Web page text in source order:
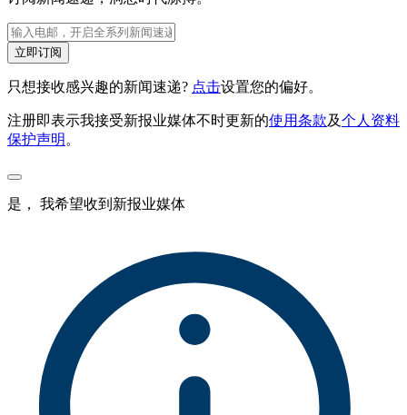
立即订阅
只想接收感兴趣的新闻速递? 点击设置您的偏好。
注册即表示我接受新报业媒体不时更新的使用条款及个人资料
保护声明。
是， 我希望收到新报业媒体